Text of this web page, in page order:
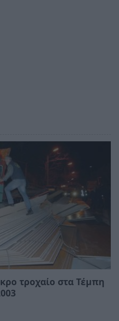
τροχαίο στα Τέμπη